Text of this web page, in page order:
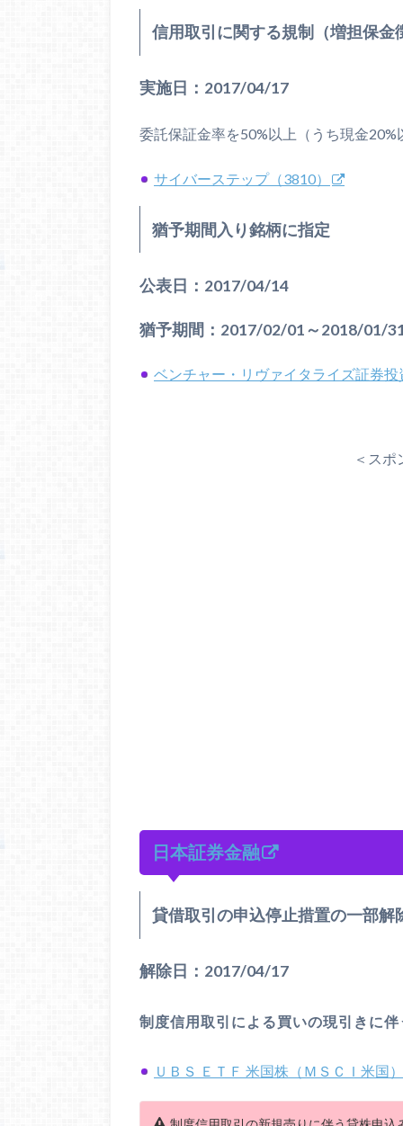
信用取引に関する規制（増担保金
実施日：2017/04/17
委託保証金率を50%以上（うち現金20%
サイバーステップ（3810）
猶予期間入り銘柄に指定
公表日：2017/04/14
猶予期間：2017/02/01～2018/01/
ベンチャー・リヴァイタライズ証券
＜スポ
日本証券金融
貸借取引の申込停止措置の一部解
解除日：2017/04/17
制度信用取引による買いの現引きに
ＵＢＳ ＥＴＦ 米国株（ＭＳＣＩ米国